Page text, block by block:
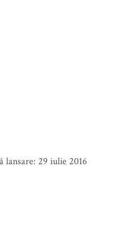
29 iulie 2016